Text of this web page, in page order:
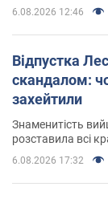
6.08.2026 12:46
Відпустка
скандалом:
захейтили
Знаменитість
розставила всі
6.08.2026 17:32